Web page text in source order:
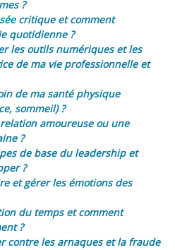
?
critique et comment
quotidienne ?
les outils numériques et les
de ma vie professionnelle et
de ma santé physique
sommeil) ?
amoureuse ou une
?
de base du leadership et
?
et gérer les émotions des
du temps et comment
?
contre les arnaques et la fraude